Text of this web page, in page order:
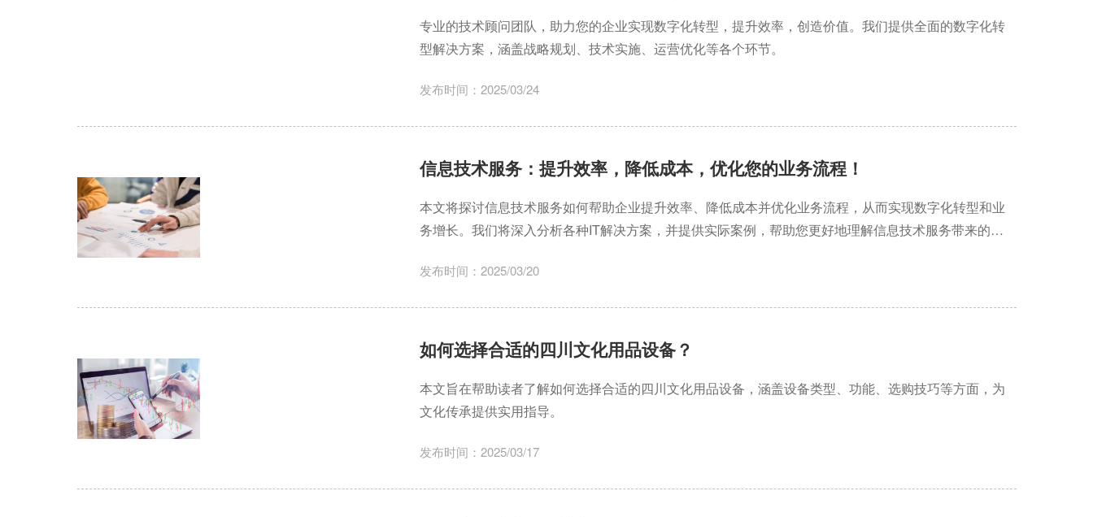
专业的技术顾问团队，助力您的企业实现数字化转型，提升效率，创造价值。我们提供全面的数字化转
型解决方案，涵盖战略规划、技术实施、运营优化等各个环节。
发布时间：2025/03/24
信息技术服务：提升效率，降低成本，优化您的业务流程！
本文将探讨信息技术服务如何帮助企业提升效率、降低成本并优化业务流程，从而实现数字化转型和业
务增长。我们将深入分析各种IT解决方案，并提供实际案例，帮助您更好地理解信息技术服务带来的价
发布时间：2025/03/20
如何选择合适的四川文化用品设备？
本文旨在帮助读者了解如何选择合适的四川文化用品设备，涵盖设备类型、功能、选购技巧等方面，为
文化传承提供实用指导。
发布时间：2025/03/17